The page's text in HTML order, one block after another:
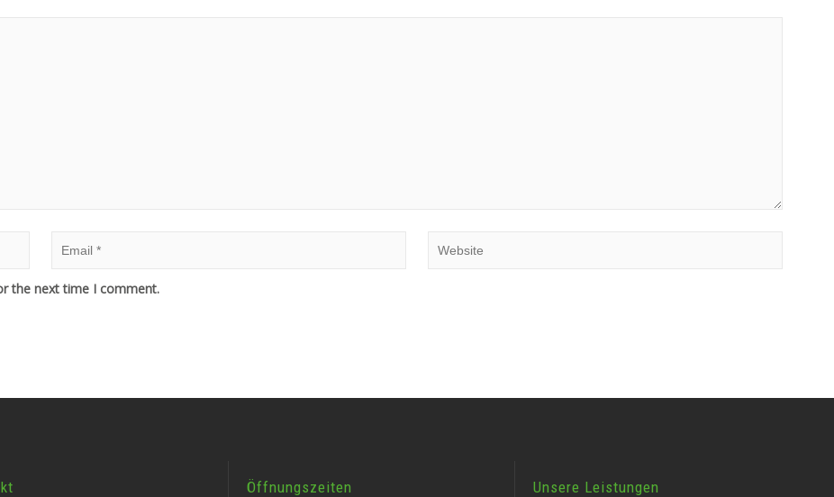
the next time I comment.
Öffnungszeiten Unsere Leistungen